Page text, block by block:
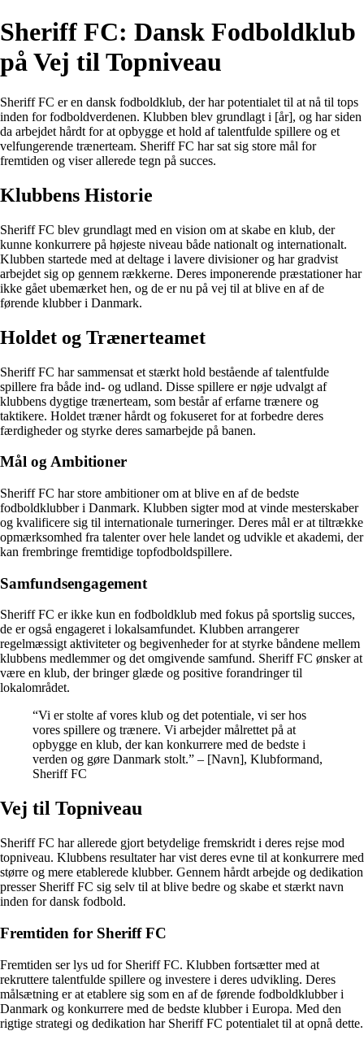
Sheriff FC: Dansk Fodboldklub
på Vej til Topniveau
Sheriff FC er en dansk fodboldklub, der har potentialet til at nå til tops
inden for fodboldverdenen. Klubben blev grundlagt i [år], og har siden
da arbejdet hårdt for at opbygge et hold af talentfulde spillere og et
velfungerende trænerteam. Sheriff FC har sat sig store mål for
fremtiden og viser allerede tegn på succes.
Klubbens Historie
Sheriff FC blev grundlagt med en vision om at skabe en klub, der
kunne konkurrere på højeste niveau både nationalt og internationalt.
Klubben startede med at deltage i lavere divisioner og har gradvist
arbejdet sig op gennem rækkerne. Deres imponerende præstationer har
ikke gået ubemærket hen, og de er nu på vej til at blive en af de
førende klubber i Danmark.
Holdet og Trænerteamet
Sheriff FC har sammensat et stærkt hold bestående af talentfulde
spillere fra både ind- og udland. Disse spillere er nøje udvalgt af
klubbens dygtige trænerteam, som består af erfarne trænere og
taktikere. Holdet træner hårdt og fokuseret for at forbedre deres
færdigheder og styrke deres samarbejde på banen.
Mål og Ambitioner
Sheriff FC har store ambitioner om at blive en af de bedste
fodboldklubber i Danmark. Klubben sigter mod at vinde mesterskaber
og kvalificere sig til internationale turneringer. Deres mål er at tiltrække
opmærksomhed fra talenter over hele landet og udvikle et akademi, der
kan frembringe fremtidige topfodboldspillere.
Samfundsengagement
Sheriff FC er ikke kun en fodboldklub med fokus på sportslig succes,
de er også engageret i lokalsamfundet. Klubben arrangerer
regelmæssigt aktiviteter og begivenheder for at styrke båndene mellem
klubbens medlemmer og det omgivende samfund. Sheriff FC ønsker at
være en klub, der bringer glæde og positive forandringer til
lokalområdet.
“Vi er stolte af vores klub og det potentiale, vi ser hos
vores spillere og trænere. Vi arbejder målrettet på at
opbygge en klub, der kan konkurrere med de bedste i
verden og gøre Danmark stolt.” – [Navn], Klubformand,
Sheriff FC
Vej til Topniveau
Sheriff FC har allerede gjort betydelige fremskridt i deres rejse mod
topniveau. Klubbens resultater har vist deres evne til at konkurrere med
større og mere etablerede klubber. Gennem hårdt arbejde og dedikation
presser Sheriff FC sig selv til at blive bedre og skabe et stærkt navn
inden for dansk fodbold.
Fremtiden for Sheriff FC
Fremtiden ser lys ud for Sheriff FC. Klubben fortsætter med at
rekruttere talentfulde spillere og investere i deres udvikling. Deres
målsætning er at etablere sig som en af de førende fodboldklubber i
Danmark og konkurrere med de bedste klubber i Europa. Med den
rigtige strategi og dedikation har Sheriff FC potentialet til at opnå dette.